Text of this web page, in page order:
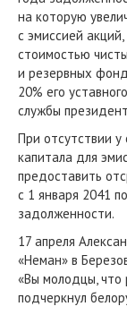
на которую
с эмиссией
стоимостью
и резервных
20% его
службы
При отсутствии у
капитала для
предоставить
с 1 января 2041
задолженности.
17 апреля
«Неман» в
«Вы молодцы, что
подчеркнул